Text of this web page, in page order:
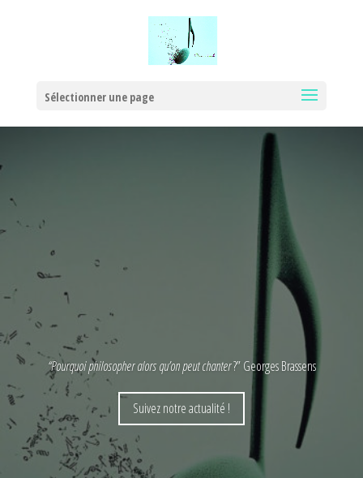
Sélectionner une page
“Pourquoi philosopher alors qu’on peut chanter?” Georges Brassens
Suivez notre actualité !